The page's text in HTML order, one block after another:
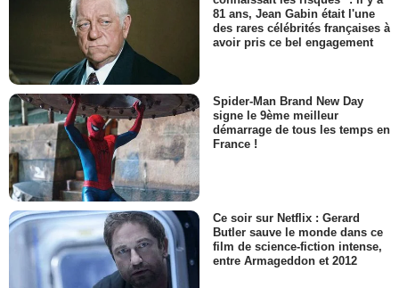
81 ans, Jean Gabin était l'une
des rares célébrités françaises à
avoir pris ce bel engagement
Spider-Man Brand New Day
signe le 9ème meilleur
démarrage de tous les temps en
France !
Ce soir sur Netflix : Gerard
Butler sauve le monde dans ce
film de science-fiction intense,
entre Armageddon et 2012